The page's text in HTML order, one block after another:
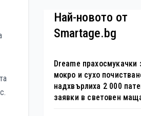
изложба
Най-новото от
Smartage.bg
Dreame прахосмукачки
мокро и сухо
надхвърлиха 2 000
заявки в световен